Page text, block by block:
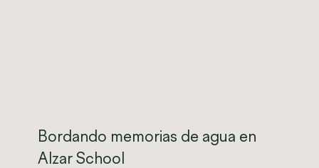
Bordando memorias de agua en
Alzar School